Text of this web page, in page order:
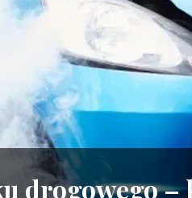
drogowego –